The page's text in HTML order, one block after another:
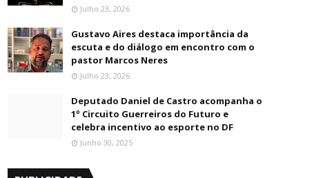
Julho 23, 2026
Gustavo Aires destaca importância da
escuta e do diálogo em encontro com o
pastor Marcos Neres
Julho 23, 2026
Deputado Daniel de Castro acompanha o
1º Circuito Guerreiros do Futuro e
celebra incentivo ao esporte no DF
Junho 30, 2025